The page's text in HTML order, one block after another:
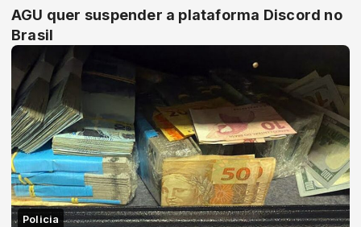
AGU quer suspender a plataforma Discord no
Brasil
Policia